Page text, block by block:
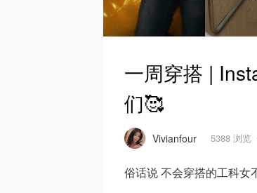
一周穿搭 |
们🥰
Vivianfour 5388 浏览
俗话说 不会穿搭的工科女